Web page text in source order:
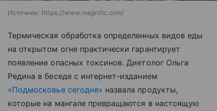
Источник: https://www.magnific.com/
Термическая обработка определенных видов еды
на открытом огне практически гарантирует
появление опасных токсинов. Диетолог Ольга
Редина в беседе с интернет-изданием
«Подмосковье сегодня» назвала продукты,
которые на мангале превращаются в настоящую